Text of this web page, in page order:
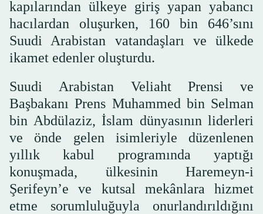
kapılarından ülkeye giriş yapan yabancı
hacılardan oluşurken, 160 bin 646’sını
Suudi Arabistan vatandaşları ve ülkede
ikamet edenler oluşturdu.
Suudi Arabistan Veliaht Prensi ve
Başbakanı Prens Muhammed bin Selman
bin Abdülaziz, İslam dünyasının liderleri
ve önde gelen isimleriyle düzenlenen
yıllık kabul programında yaptığı
konuşmada, ülkesinin Haremeyn-i
Şerifeyn’e ve kutsal mekânlara hizmet
etme sorumluluğuyla onurlandırıldığını